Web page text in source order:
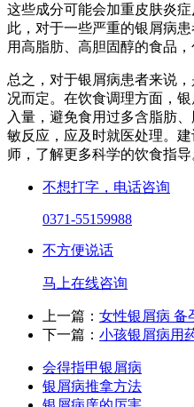
这些成分可能会加重皮肤炎
此，对于一些严重的银屑病
用高脂肪、高胆固醇的食品，
总之，对于银屑病患者来说
况而定。在饮食调理方面，
入量，避免食用过多含脂肪
敏反应，应及时就医处理。
师，了解更多科学的饮食指导
不想打字，电话咨询
0371-55159988
不方便说话
马上在线咨询
上一篇： 女性银屑病 备
下一篇： 小孩银屑病用
会得指甲银屑病
银屑病推拿方法